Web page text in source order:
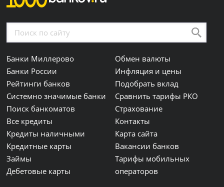
Банки Миллерово
Банки России
Рейтинги банков
Системно значимые банки
Поиск банкоматов
Все кредиты
Кредиты наличными
Кредитные карты
Займы
Дебетовые карты
Обмен валюты
Инфляция и цены
Подобрать вклад
Сравнить тарифы РКО
Страхование
Контакты
Карта сайта
Вакансии банков
Тарифы мобильных
операторов